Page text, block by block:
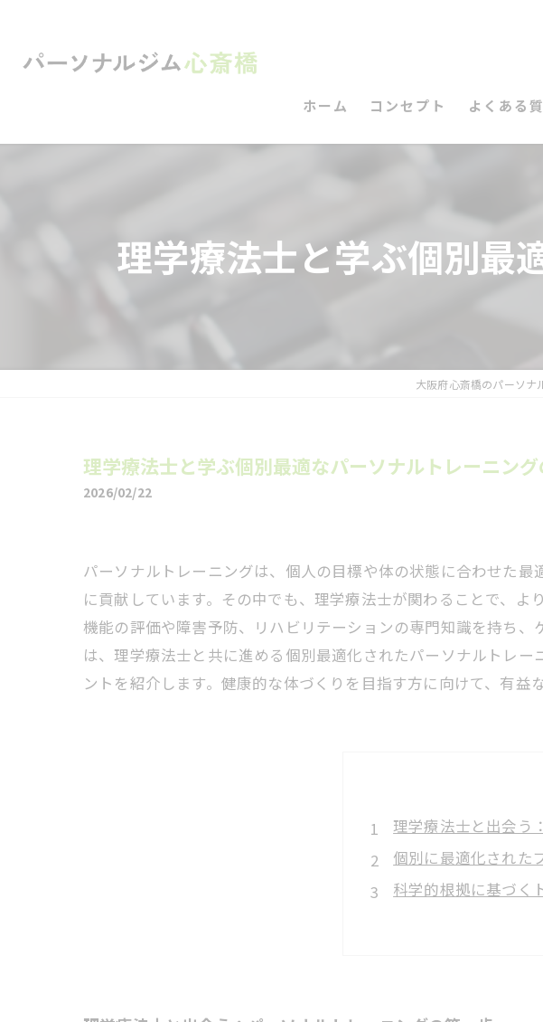
ホーム コンセプト よくある
理学療法士と学ぶ個別最
大阪府心斎橋のパーソナ
理学療法士と学ぶ個別最適なパーソナルトレーニン
2026/02/22
パーソナルトレーニングは、個人の目標や体の状態に合わせた
に貢献しています。その中でも、理学療法士が関わることで、
機能の評価や障害予防、リハビリテーションの専門知識を持ち
は、理学療法士と共に進める個別最適化されたパーソナルトレ
ントを紹介します。健康的な体づくりを目指す方に向けて、有益
理学療法士と出会う
個別に最適化された
科学的根拠に基づく
ケガのリスクを抑え
健康維持とパフォー